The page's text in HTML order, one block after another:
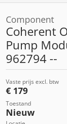
Component
Coherent
Pump
962794 --
Vaste prijs excl. btw
€ 179
Toestand
Nieuw